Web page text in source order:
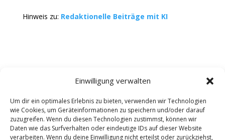
Einwilligung verwalten
Um dir ein optimales Erlebnis zu bieten, verwenden wir Technologien
wie Cookies, um Geräteinformationen zu speichern und/oder darauf
zuzugreifen. Wenn du diesen Technologien zustimmst, können wir
Daten wie das Surfverhalten oder eindeutige IDs auf dieser Website
verarbeiten. Wenn du deine Einwilligung nicht erteilst oder zurückziehst,
Hinweis zu: Redaktionelle Beiträge mit KI
Kontakt Impressum
Datenschutz
Werbung buchen
AGB